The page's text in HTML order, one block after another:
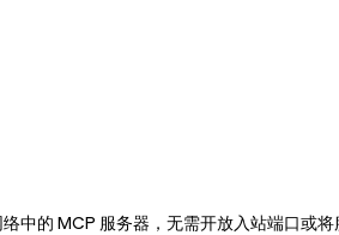
中的 MCP 服务器，无需开放入站端口或将